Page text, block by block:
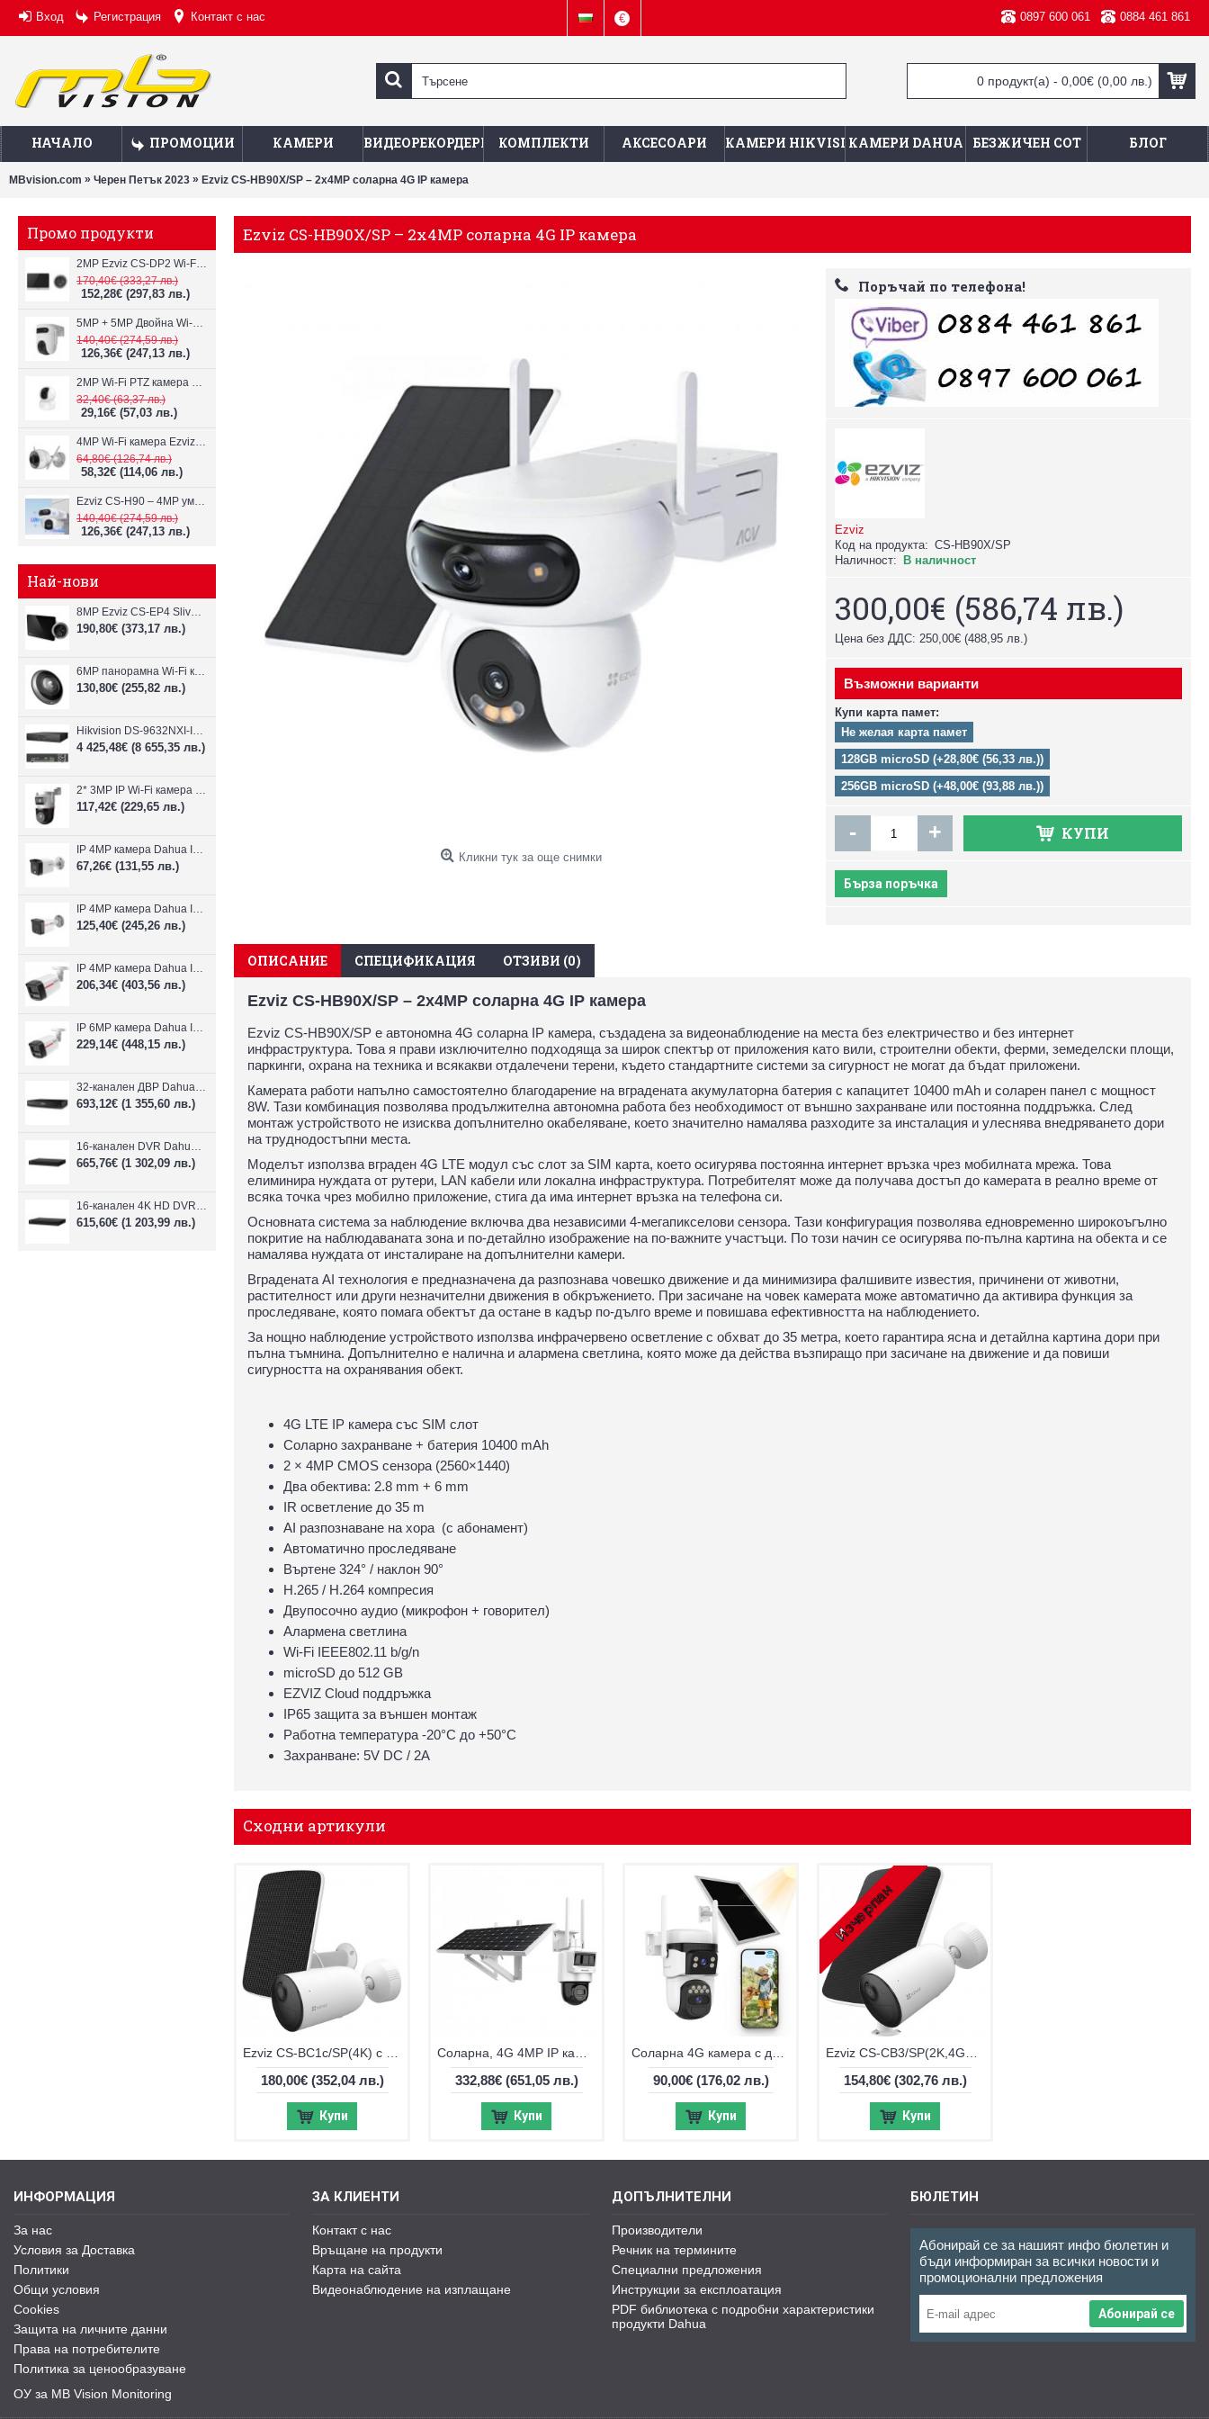
Вход Регистрация Контакт с нас € 0897 600 061 0884 461 861
0 продукт(а) - 0,00€(0,00 лв.)
НАЧАЛО ПРОМОЦИИ КАМЕРИ ВИДЕОРЕКОРДЕРИ КОМПЛЕКТИ АКСЕСОАРИ КАМЕРИ HIKVISIONКАМЕРИ DAHUA БЕЗЖИЧЕН СОТ БЛОГ
MBvision.com » Черен Петък 2023 » Ezviz CS-HB90X/SP – 2x4MP соларна 4G IP камера
Промо продукти
2MP Ezviz CS-DP2 Wi-Fi видеодомофон
170,40€(333,27 лв.)
152,28€ (297,83 лв.)
5MP + 5MP Двойна Wi-Fi IP камера с два обектива Ezviz CS-H9c
140,40€(274,59 лв.)
126,36€ (247,13 лв.)
2MP Wi-Fi PTZ камерa с микрофон и говорител Ezviz CS-TY1
32,40€(63,37 лв.)
29,16€ (57,03 лв.)
4MP Wi-Fi камерa Ezviz CS-H3c с микрофон и говорител
64,80€(126,74 лв.)
58,32€ (114,06 лв.)
Ezviz CS-H90 – 4MP умна Wi-Fi камера, два обектива и цветен нощен
140,40€(274,59 лв.)
126,36€ (247,13 лв.)
Най-нови
8MP Ezviz CS-EP4 Sliver Wi-Fi видеодомофон
190,80€ (373,17 лв.)
6MP панорамна Wi-Fi камерa Ezviz CS-E4p
130,80€ (255,82 лв.)
Hikvision DS-9632NXI-I8/VPro – 32-канален NVR с интелигентен AI анализ
4 425,48€ (8 655,35 лв.)
2* 3MP IP Wi-Fi камера Dahua P3D-3F-PV-P-0280B/0600B-PRO
117,42€ (229,65 лв.)
IP 4MP камера Dahua IPC-B1E40-A-0280B, 2.8mm, IR 30m
67,26€ (131,55 лв.)
IP 4MP камера Dahua IPC-HFW1439TC1-A-LED-0280B-PRO, 2.8mm, IR 30m
125,40€ (245,26 лв.)
IP 4MP камера Dahua IPC-HFW2449TL-S-LED-0280B-PRO, 2.8mm, IR 50m
206,34€ (403,56 лв.)
IP 6MP камера Dahua IPC-HFW2649TL-S-LED-0280B-PRO, 2.8mm, IR 50m
229,14€ (448,15 лв.)
32-канален ДВР Dahua XVR5232AN-I3/Т
693,12€ (1 355,60 лв.)
16-канален DVR Dahua XVR5216AN-4KL-I3/T + 16 IP
665,76€ (1 302,09 лв.)
16-канален 4K HD DVR Dahua XVR5116H-4KL-I3/T + 16 IP камери
615,60€ (1 203,99 лв.)
Ezviz CS-HB90X/SP – 2x4MP соларна 4G IP камера
Кликни тук за още снимки
Поръчай по телефона!
Ezviz
Код на продукта: CS-HB90X/SP
Наличност:
В наличност
300,00€ (586,74 лв.)
Цена без ДДС: 250,00€ (488,95 лв.)
Възможни варианти
Купи карта памет:
Не желая карта памет
128GB microSD (+28,80€ (56,33 лв.))
256GB microSD (+48,00€ (93,88 лв.))
- + КУПИ
Бърза поръчка
ОПИСАНИЕ СПЕЦИФИКАЦИЯ ОТЗИВИ (0)
Ezviz CS-HB90X/SP – 2x4MP соларна 4G IP камера
Ezviz CS-HB90X/SP е автономна 4G соларна IP камера, създадена за видеонаблюдение на места без електричество и без интернет
инфраструктура. Това я прави изключително подходяща за широк спектър от приложения като вили, строителни обекти, ферми, земеделски площи,
паркинги, охрана на техника и всякакви отдалечени терени, където стандартните системи за сигурност не могат да бъдат приложени.
Камерата работи напълно самостоятелно благодарение на вградената акумулаторна батерия с капацитет 10400 mAh и соларен панел с мощност
8W. Тази комбинация позволява продължителна автономна работа без необходимост от външно захранване или постоянна поддръжка. След
монтаж устройството не изисква допълнително окабеляване, което значително намалява разходите за инсталация и улеснява внедряването дори
на труднодостъпни места.
Моделът използва вграден 4G LTE модул със слот за SIM карта, което осигурява постоянна интернет връзка чрез мобилната мрежа. Това
елиминира нуждата от рутери, LAN кабели или локална инфраструктура. Потребителят може да получава достъп до камерата в реално време от
всяка точка чрез мобилно приложение, стига да има интернет връзка на телефона си.
Основната система за наблюдение включва два независими 4-мегапикселови сензора. Тази конфигурация позволява едновременно широкоъгълно
покритие на наблюдаваната зона и по-детайлно изображение на по-важните участъци. По този начин се осигурява по-пълна картина на обекта и се
намалява нуждата от инсталиране на допълнителни камери.
Вградената AI технология е предназначена да разпознава човешко движение и да минимизира фалшивите известия, причинени от животни,
растителност или други незначителни движения в обкръжението. При засичане на човек камерата може автоматично да активира функция за
проследяване, която помага обектът да остане в кадър по-дълго време и повишава ефективността на наблюдението.
За нощно наблюдение устройството използва инфрачервено осветление с обхват до 35 метра, което гарантира ясна и детайлна картина дори при
пълна тъмнина. Допълнително е налична и алармена светлина, която може да действа възпиращо при засичане на движение и да повиши
сигурността на охранявания обект.
4G LTE IP камера със SIM слот
Соларно захранване + батерия 10400 mAh
2 × 4MP CMOS сензора (2560×1440)
Два обектива: 2.8 mm + 6 mm
IR осветление до 35 m
AI разпознаване на хора (с абонамент)
Автоматично проследяване
Въртене 324° / наклон 90°
H.265 / H.264 компресия
Двупосочно аудио (микрофон + говорител)
Алармена светлина
Wi-Fi IEEE802.11 b/g/n
microSD до 512 GB
EZVIZ Cloud поддръжка
IP65 защита за външен монтаж
Работна температура -20°C до +50°C
Захранване: 5V DC / 2A
Сходни артикули
180,00€(352,04 лв.)
Купи
332,88€(651,05 лв.)
Купи
90,00€(176,02 лв.)
Купи
154,80€(302,76 лв.)
Купи
ИНФОРМАЦИЯ
За нас
Условия за Доставка
Политики
Общи условия
Cookies
Защита на личните данни
Права на потребителите
Политика за ценообразуване
ОУ за MB Vision Monitoring
ЗА КЛИЕНТИ
Контакт с нас
Връщане на продукти
Карта на сайта
Видеонаблюдение на изплащане
ДОПЪЛНИТЕЛНИ
Производители
Речник на термините
Специални предложения
Инструкции за експлоатация
PDF библиотека с подробни характеристики
продукти Dahua
БЮЛЕТИН
Абонирай се за нашият инфо бюлетин и
бъди информиран за всички новости и
промоционални предложения
Абонирай се